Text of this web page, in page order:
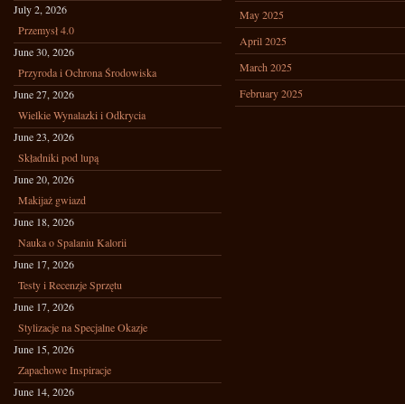
July 2, 2026
Przemysł 4.0
June 30, 2026
Przyroda i Ochrona Środowiska
June 27, 2026
Wielkie Wynalazki i Odkrycia
June 23, 2026
Składniki pod lupą
June 20, 2026
Makijaż gwiazd
June 18, 2026
Nauka o Spalaniu Kalorii
June 17, 2026
Testy i Recenzje Sprzętu
June 17, 2026
Stylizacje na Specjalne Okazje
June 15, 2026
Zapachowe Inspiracje
June 14, 2026
May 2025
April 2025
March 2025
February 2025